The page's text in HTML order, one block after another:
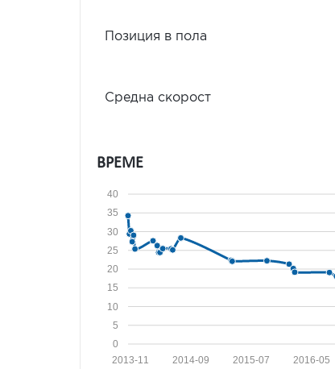
Позиция в пола
Средна скорост
ВРЕМЕ
0
5
10
15
20
25
30
35
40
2016-05
2015-07
2014-09
2013-11